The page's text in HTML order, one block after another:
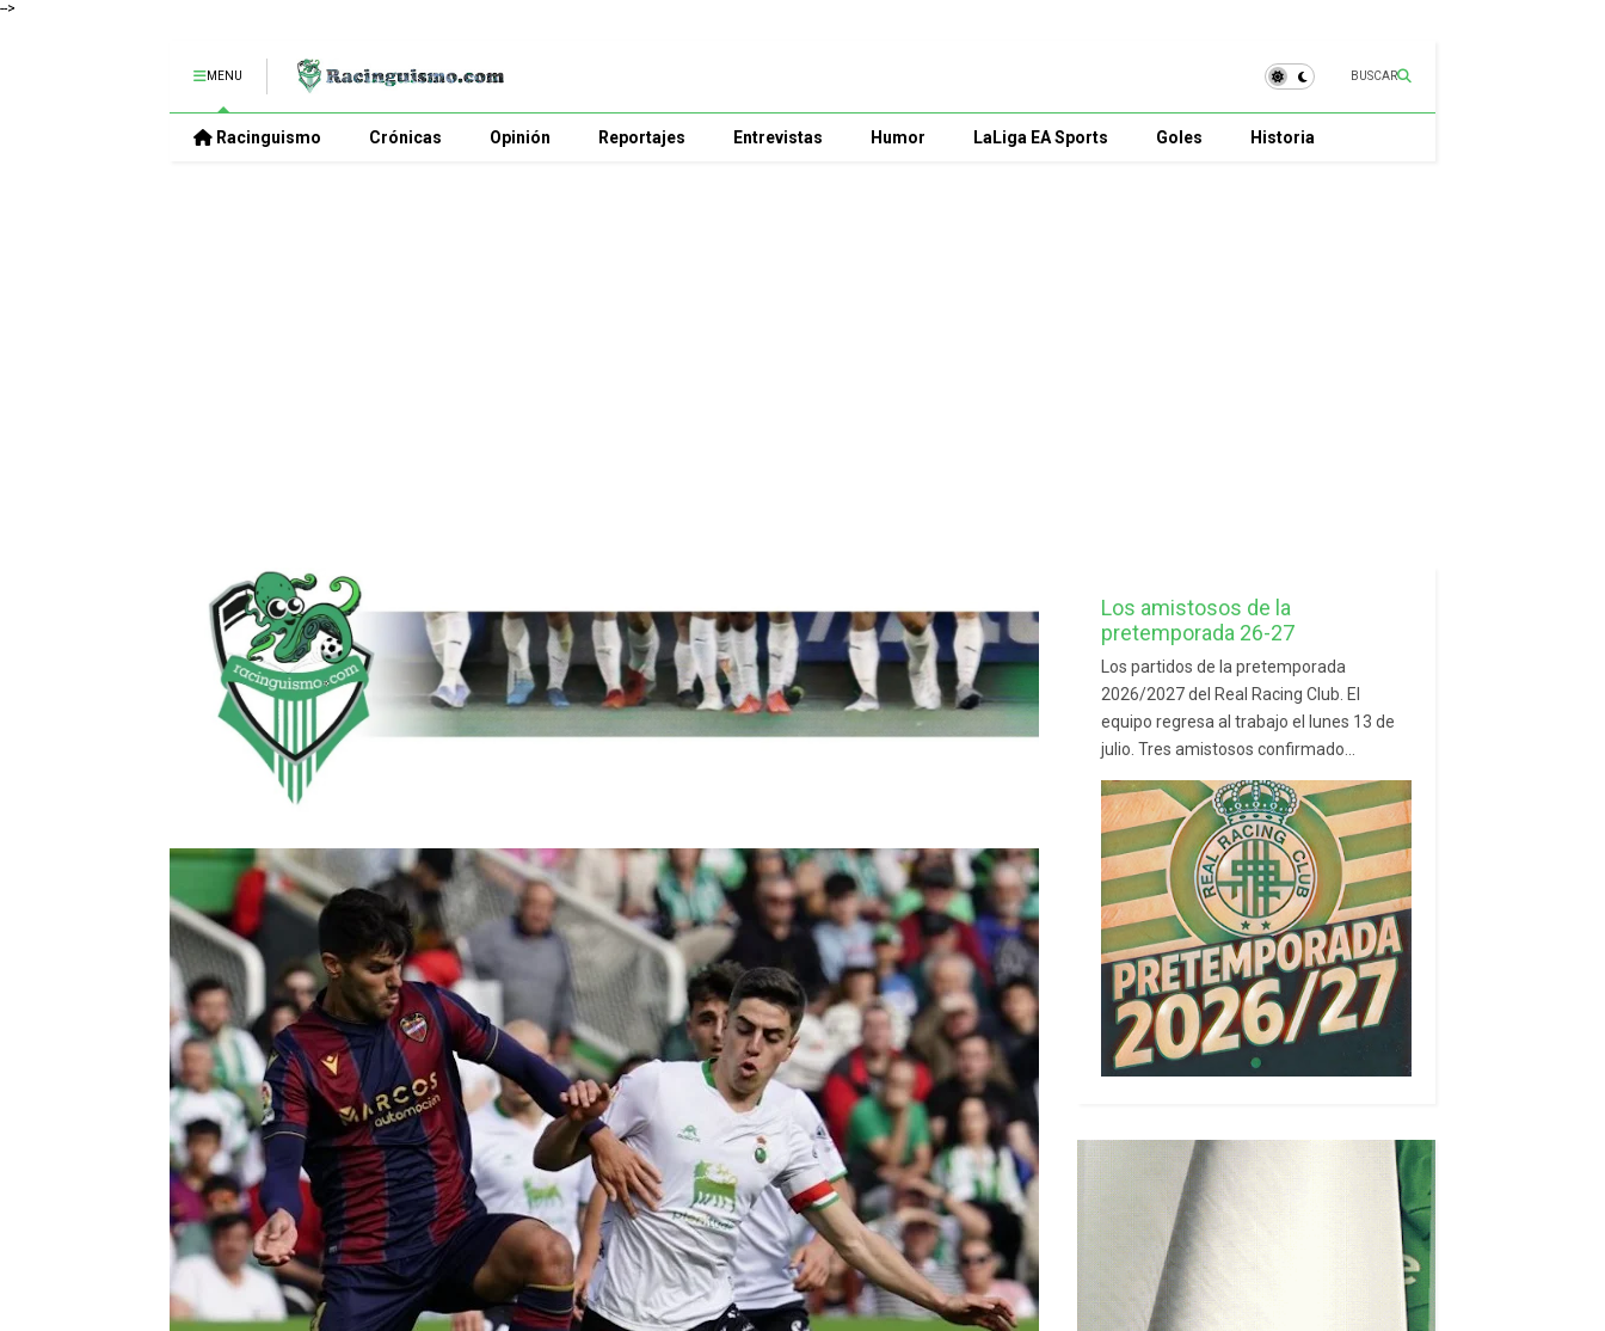
-->
MENU BUSCAR
Racinguismo Crónicas Opinión Reportajes Entrevistas Humor LaLiga EA Sports Goles Historia
Los amistosos de la
pretemporada 26-27
Los partidos de la pretemporada
2026/2027 del Real Racing Club. El
equipo regresa al trabajo el lunes 13 de
julio. Tres amistosos confirmado...